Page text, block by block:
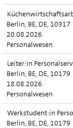
Berlin, BE, DE, 10317
20.08.2026
Personalwesen
Leiter:in
Berlin, BE, DE, 10179
18.08.2026
Personalwesen
Werkstudent:in
Berlin, BE, DE, 10179